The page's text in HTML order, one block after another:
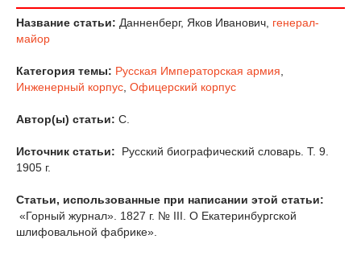
Название статьи: Данненберг, Яков Иванович, генерал-
майор
Категория темы: Русская Императорская армия
Инженерный корпус Офицерский корпус
Автор(ы) статьи: С.
Источник статьи:
Русский биографический словарь. Т. 9.
1905 г.
Статьи, использованные при написании этой статьи:
«Горный журнал». 1827 г. № III. О Екатеринбургской
шлифовальной фабрике».